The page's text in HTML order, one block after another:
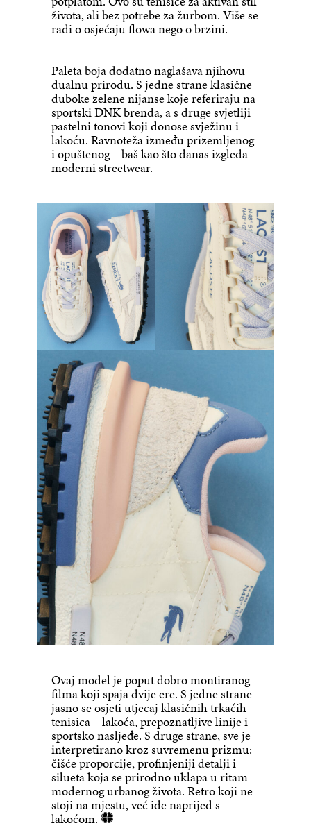
života, ali bez potrebe za žurbom. Više se
radi o osjećaju flowa nego o brzini.
Paleta boja dodatno naglašava njihovu
dualnu prirodu. S jedne strane klasične
duboke zelene nijanse koje referiraju na
sportski DNK brenda, a s druge svjetliji
pastelni tonovi koji donose svježinu i
lakoću. Ravnoteža između prizemljenog
i opuštenog – baš kao što danas izgleda
moderni streetwear.
Ovaj model je poput dobro montiranog
filma koji spaja dvije ere. S jedne strane
jasno se osjeti utjecaj klasičnih trkaćih
tenisica – lakoća, prepoznatljive linije i
sportsko nasljeđe. S druge strane, sve je
interpretirano kroz suvremenu prizmu:
čišće proporcije, profinjeniji detalji i
silueta koja se prirodno uklapa u ritam
modernog urbanog života. Retro koji ne
stoji na mjestu, već ide naprijed s
lakoćom.